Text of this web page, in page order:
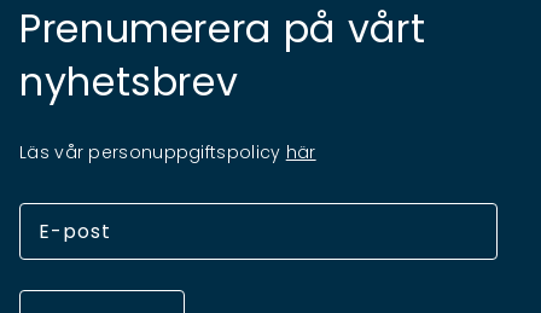
Prenumerera på vårt
nyhetsbrev
Läs vår personuppgiftspolicy här